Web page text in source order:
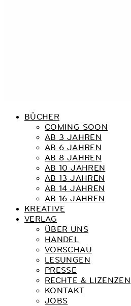
BÜCHER
COMING SOON
AB 3 JAHREN
AB 6 JAHREN
AB 8 JAHREN
AB 10 JAHREN
AB 13 JAHREN
AB 14 JAHREN
AB 16 JAHREN
KREATIVE
VERLAG
ÜBER UNS
HANDEL
VORSCHAU
LESUNGEN
PRESSE
RECHTE & LIZENZEN
KONTAKT
JOBS